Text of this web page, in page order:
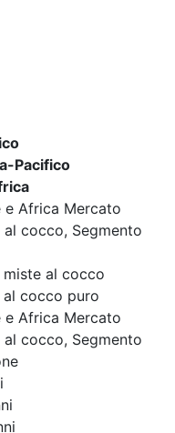
Pacifico
e Africa Mercato
cocco, Segmento
miste al cocco
al cocco puro
e Africa Mercato
cocco, Segmento